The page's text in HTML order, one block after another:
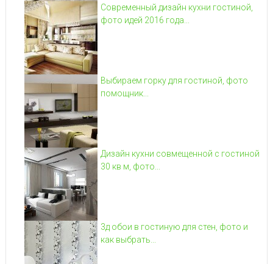
Современный дизайн кухни гостиной,
фото идей 2016 года...
Выбираем горку для гостиной, фото
помощник...
Дизайн кухни совмещенной с гостиной
30 кв м, фото...
3д обои в гостиную для стен, фото и
как выбрать...